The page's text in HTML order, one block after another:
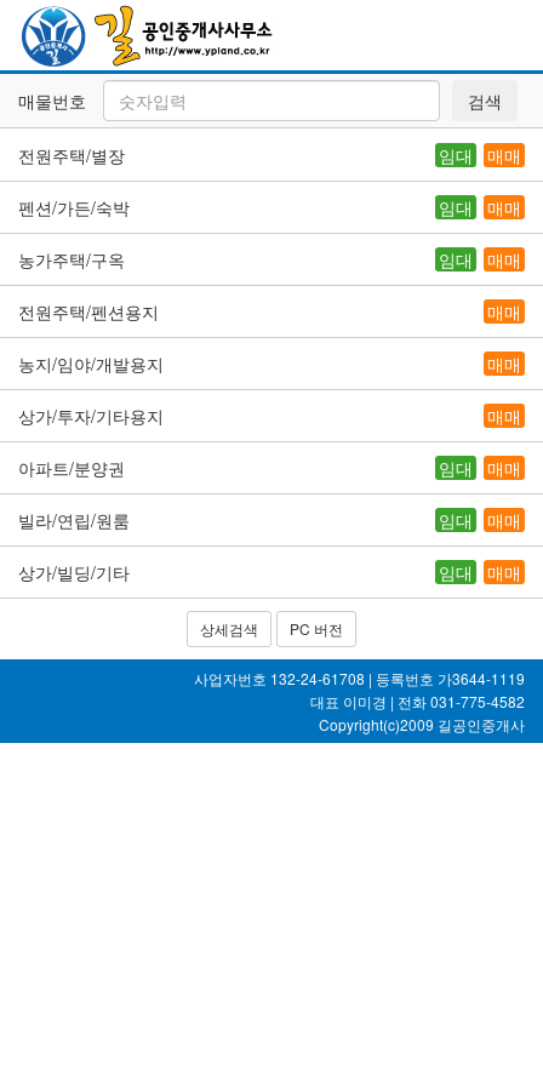
매물번호 검색
전원주택/별장 임대 매매
펜션/가든/숙박 임대 매매
농가주택/구옥 임대 매매
전원주택/펜션용지 매매
농지/임야/개발용지 매매
상가/투자/기타용지 매매
아파트/분양권 임대 매매
빌라/연립/원룸 임대 매매
상가/빌딩/기타 임대 매매
상세검색 PC 버전
사업자번호 132-24-61708 | 등록번호 가3644-1119
대표 이미경 | 전화 031-775-4582
Copyright(c)2009 길공인중개사